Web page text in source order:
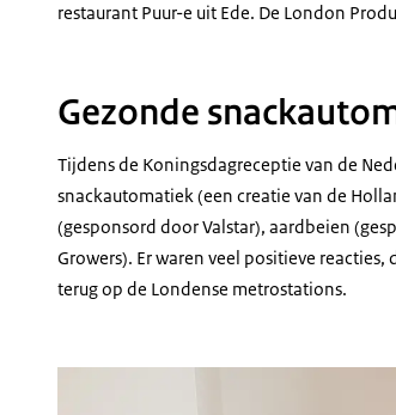
restaurant Puur-e uit Ede. De London
Gezonde
Tijdens de Koningsdagreceptie van de
snackautomatiek (een creatie van de
(gesponsord door Valstar), aardbeien
Growers). Er waren veel positieve
terug op de Londense metrostations.